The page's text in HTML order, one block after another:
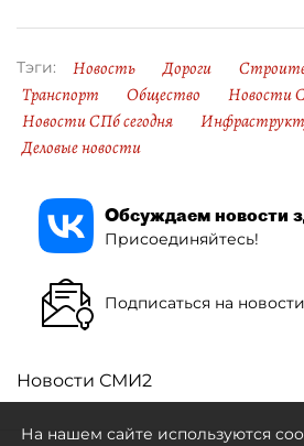
Тэги: Новость Дороги
Транспорт
Общество
Новости
Новости СПб сегодня
Деловые новости
Обсуждаем новости
Присоединяйтесь!
Подписаться на новости
Новости СМИ2
На нашем сайте используются